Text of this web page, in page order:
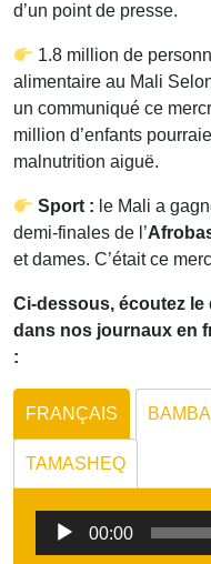
d’un point de presse.
1.8 million de
alimentaire au Mali
un communiqué ce
million d’enfants
malnutrition aiguë.
Sport : le Mali a
demi-finales de l’
et dames. C’était ce
Ci-dessous, écoutez
dans nos journaux en
:
FRANÇAIS
TAMASHEQ
Lecteur
00:00